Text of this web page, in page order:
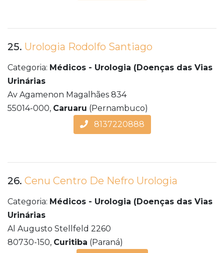
25. Urologia Rodolfo Santiago
Categoria: Médicos - Urologia (Doenças das Vias
Urinárias
Av Agamenon Magalhães 834
55014-000, Caruaru (Pernambuco)
8137220888
26. Cenu Centro De Nefro Urologia
Categoria: Médicos - Urologia (Doenças das Vias
Urinárias
Al Augusto Stellfeld 2260
80730-150, Curitiba (Paraná)